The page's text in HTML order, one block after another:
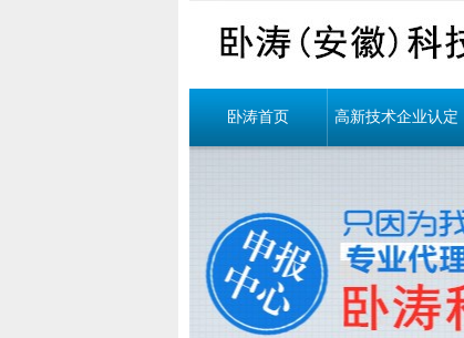
卧涛首页 高新技术企业认定